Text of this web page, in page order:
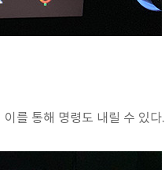
를 통해 명령도 내릴 수 있다.